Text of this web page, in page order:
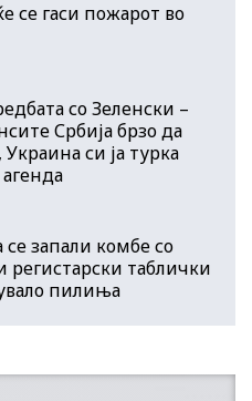
се гаси пожарот во
со Зеленски –
Србија брзо да
Украина си ја турка
се запали комбе со
регистарски таблички
пилиња